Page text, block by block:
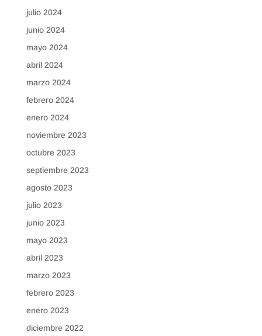
julio 2024
junio 2024
mayo 2024
abril 2024
marzo 2024
febrero 2024
enero 2024
noviembre 2023
octubre 2023
septiembre 2023
agosto 2023
julio 2023
junio 2023
mayo 2023
abril 2023
marzo 2023
febrero 2023
enero 2023
diciembre 2022